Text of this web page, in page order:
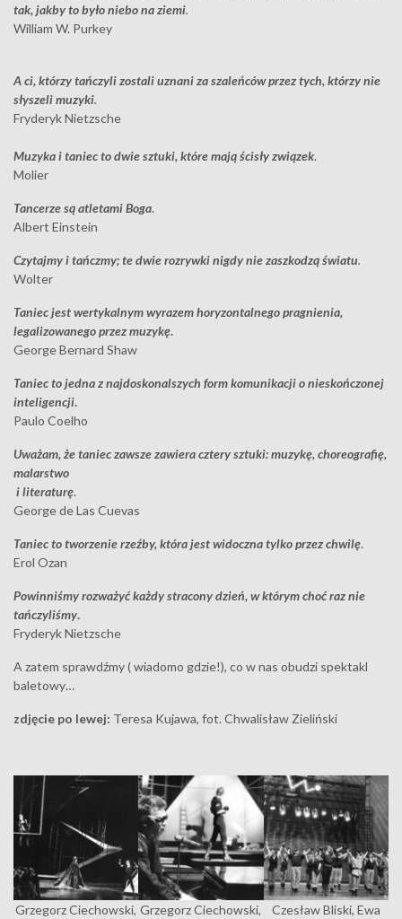
tak, jakby to było niebo na ziemi.
William W. Purkey
A ci, którzy tańczyli zostali uznani za szaleńców przez tych, którzy nie
słyszeli muzyki.
Fryderyk Nietzsche
Muzyka i taniec to dwie sztuki, które mają ścisły związek.
Molier
Tancerzesą atletami Boga.
Albert Einstein
Czytajmy i tańczmy; te dwie rozrywki nigdy nie zaszkodzą światu.
Wolter
Taniec jest wertykalnym wyrazem horyzontalnego pragnienia,
legalizowanego przez muzykę.
George Bernard Shaw
Taniec to jedna z najdoskonalszych form komunikacji o nieskończonej
inteligencji.
Paulo Coelho
Uważam, że taniec zawsze zawiera cztery sztuki: muzykę, choreografię,
malarstwo
i literaturę.
George de Las Cuevas
Taniec to tworzenie rzeźby, która jest widoczna tylko przez chwilę.
Erol Ozan
Powinniśmy rozważyć każdy stracony dzień, w którym choć raz nie
tańczyliśmy.
Fryderyk Nietzsche
A zatem sprawdźmy ( wiadomo gdzie!), co w nas obudzi spektakl
baletowy…
zdjęcie po lewej: Teresa Kujawa, fot. Chwalisław Zieliński
Grzegorz Ciechowski, Grzegorz Ciechowski,
Czesław Bliski, Ewa